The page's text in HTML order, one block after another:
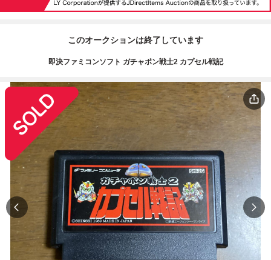
このオークションは終了しています
即決ファミコンソフト ガチャポン戦士2 カプセル戦記